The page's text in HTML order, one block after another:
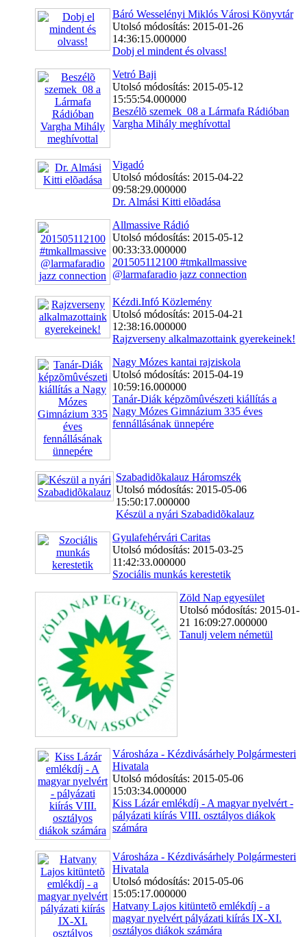
Báró Wesselényi Miklós Városi Könyvtár
Utolsó módosítás: 2015-01-26
14:36:15.000000
Dobj el mindent és olvass!
Vetró Baji
Utolsó módosítás: 2015-05-12
15:55:54.000000
Beszélõ szemek_08 a Lármafa Rádióban
Vargha Mihály meghívottal
Vigadó
Utolsó módosítás: 2015-04-22
09:58:29.000000
Dr. Almási Kitti elõadása
Allmassive Rádió
Utolsó módosítás: 2015-05-12
00:33:33.000000
201505112100 #tmkallmassive
@larmafaradio jazz connection
Kézdi.Infó Közlemény
Utolsó módosítás: 2015-04-21
12:38:16.000000
Rajzverseny alkalmazottaink gyerekeinek!
Nagy Mózes kantai rajziskola
Utolsó módosítás: 2015-04-19
10:59:16.000000
Tanár-Diák képzõmûvészeti kiállítás a
Nagy Mózes Gimnázium 335 éves
fennállásának ünnepére
Szabadidõkalauz Háromszék
Utolsó módosítás: 2015-05-06
15:50:17.000000
Készül a nyári Szabadidõkalauz
Gyulafehérvári Caritas
Utolsó módosítás: 2015-03-25
11:42:33.000000
Szociális munkás kerestetik
Zöld Nap egyesület
Utolsó módosítás: 2015-01-
21 16:09:27.000000
Tanulj velem németül
Városháza - Kézdivásárhely Polgármesteri
Hivatala
Utolsó módosítás: 2015-05-06
15:03:34.000000
Kiss Lázár emlékdíj - A magyar nyelvért -
pályázati kiírás VIII. osztályos diákok
számára
Városháza - Kézdivásárhely Polgármesteri
Hivatala
Utolsó módosítás: 2015-05-06
15:05:17.000000
Hatvany Lajos kitüntetõ emlékdíj - a
magyar nyelvért pályázati kiírás IX-XI.
osztályos diákok számára